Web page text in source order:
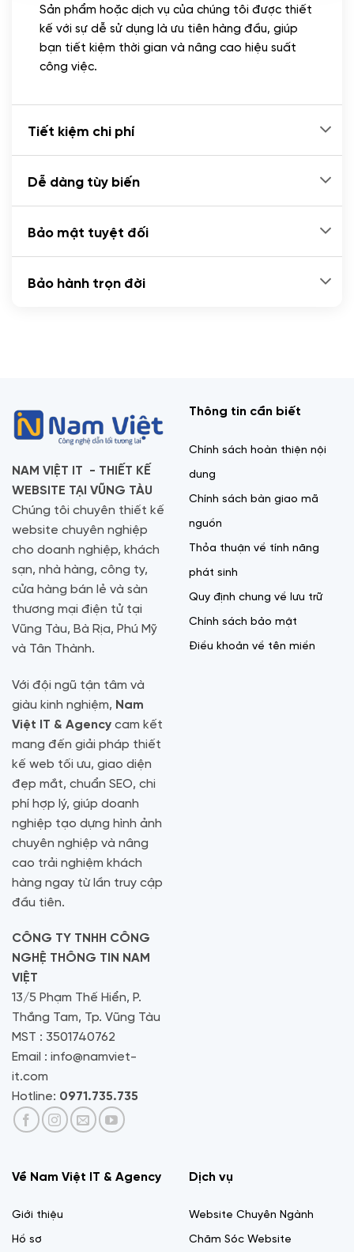
Sản phẩm hoặc dịch vụ của chúng tôi được thiết
kế với sự dễ sử dụng là ưu tiên hàng đầu, giúp
bạn tiết kiệm thời gian và nâng cao hiệu suất
công việc.
Tiết kiệm chi phí
Dễ dàng tùy biến
Bảo mật tuyệt đối
Bảo hành trọn đời
NAM VIỆT IT - THIẾT KẾ
WEBSITE TẠI VŨNG TÀU
Chúng tôi chuyên thiết kế
website chuyên nghiệp
cho doanh nghiệp, khách
sạn, nhà hàng, công ty,
cửa hàng bán lẻ và sàn
thương mại điện tử tại
Vũng Tàu, Bà Rịa, Phú Mỹ
và Tân Thành.
Với đội ngũ tận tâm và
giàu kinh nghiệm, Nam
Việt IT & Agency cam kết
mang đến giải pháp thiết
kế web tối ưu, giao diện
đẹp mắt, chuẩn SEO, chi
phí hợp lý, giúp doanh
nghiệp tạo dựng hình ảnh
chuyên nghiệp và nâng
cao trải nghiệm khách
hàng ngay từ lần truy cập
đầu tiên.
CÔNG TY TNHH CÔNG
NGHỆ THÔNG TIN NAM
VIỆT
13/5 Phạm Thế Hiển, P.
Thắng Tam, Tp. Vũng Tàu
MST : 3501740762
Email : info@namviet-
it.com
Hotline: 0971.735.735
Thông tin cần biết
Chính sách hoàn thiện nội
dung
Chính sách bàn giao mã
nguồn
Thỏa thuận về tính năng
phát sinh
Quy định chung về lưu trữ
Chính sách bảo mật
Điều khoản về tên miền
Về Nam Việt IT & Agency
Giới thiệu
Hồ sơ
Dịch vụ
Website Chuyên Ngành
Chăm Sóc Website